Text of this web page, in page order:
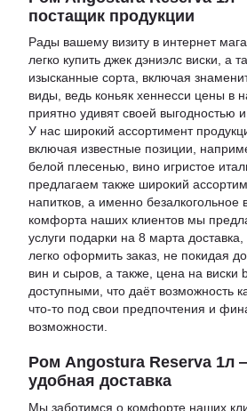
постащик продукции
Рады вашему визиту в интернет
легко купить джек дэниэлс виски, а
изысканные сорта, включая
виды, ведь коньяк хеннесси цены в
приятно удивят своей выгодностью
У нас широкий ассортимент
включая известные позиции,
белой плесенью, вино игристое
предлагаем также широкий
напитков, а именно безалкогольное
комфорта наших клиентов мы
услуги подарки на 8 марта доставка,
легко оформить заказ, не покидая
вин и сыров, а также, цена на виски
доступными, что даёт возможность
что-то под свои предпочтения и
возможности.
Ром Angostura Reserva 1л
удобная доставка
Мы заботимся о комфорте наших